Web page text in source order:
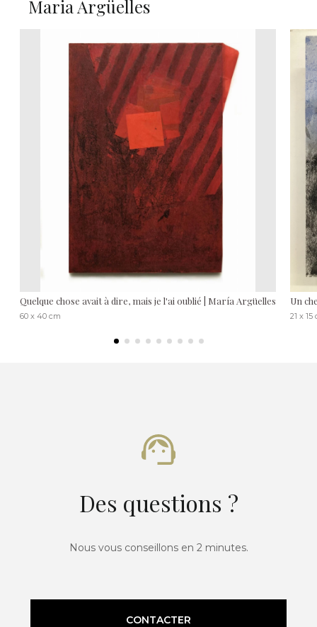
Maria Argüelles
Quelque chose avait à dire, mais je l'ai oublié | María Argüelles
60 x 40 cm
Un
21 x 15
Des questions ?
Nous vous conseillons en 2 minutes.
CONTACTER